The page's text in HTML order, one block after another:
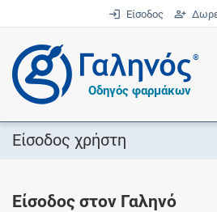
Είσοδος
®
Οδηγός φαρμάκων
Είσοδος χρήστη
Είσοδος στον Γαληνό